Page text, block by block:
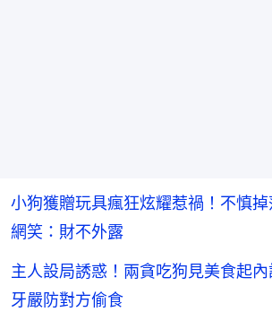
小狗獲贈玩具瘋狂炫耀惹禍！不慎
網笑：財不外露
主人設局誘惑！兩貪吃狗見美食起
牙嚴防對方偷食